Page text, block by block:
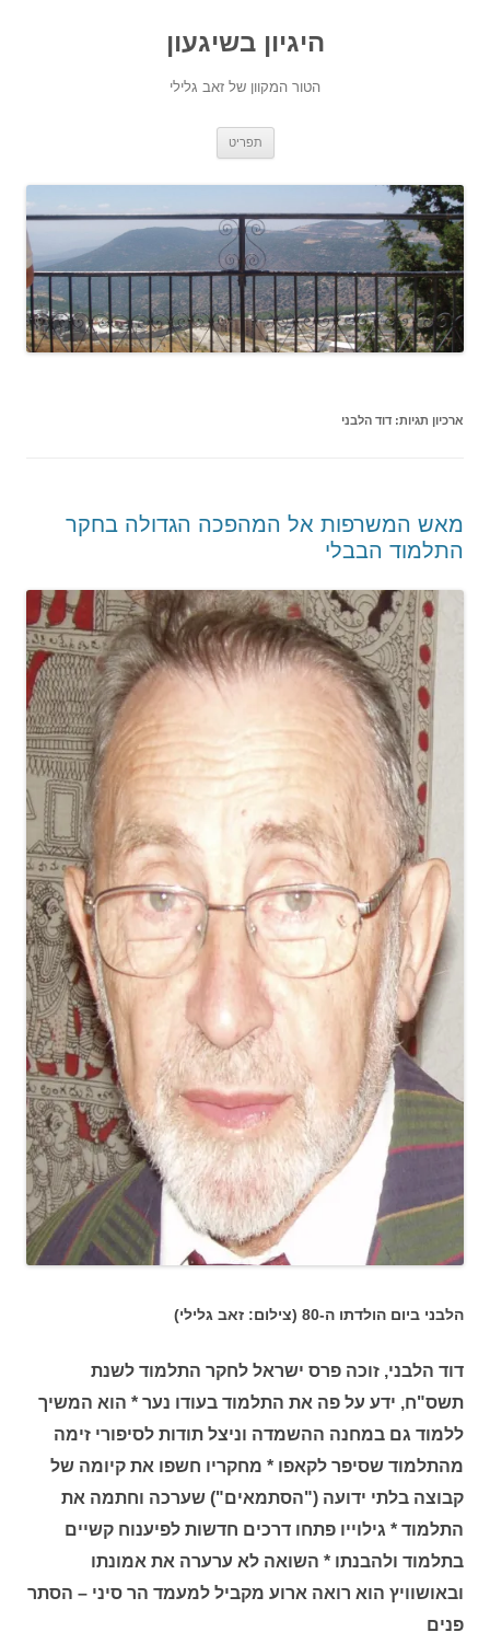
היגיון בשיגעון
הטור המקוון של זאב גלילי
תפריט
ארכיון תגיות: דוד הלבני
מאש המשרפות אל המהפכה הגדולה בחקר
התלמוד הבבלי
הלבני ביום הולדתו ה-80 (צילום: זאב גלילי)
דוד הלבני, זוכה פרס ישראל לחקר התלמוד לשנת
תשס"ח, ידע על פה את התלמוד בעודו נער * הוא המשיך
ללמוד גם במחנה ההשמדה וניצל תודות לסיפורי זימה
מהתלמוד שסיפר לקאפו * מחקריו חשפו את קיומה של
קבוצה בלתי ידועה ("הסתמאים") שערכה וחתמה את
התלמוד * גילוייו פתחו דרכים חדשות לפיענוח קשיים
בתלמוד ולהבנתו * השואה לא ערערה את אמונתו
ובאושוויץ הוא רואה ארוע מקביל למעמד הר סיני – הסתר
פנים